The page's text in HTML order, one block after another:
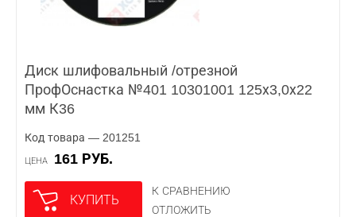
Диск шлифовальный /отрезной
ПрофОснастка №401 10301001 125х3,0х22
мм К36
Код товара — 201251
ЦЕНА 161 РУБ.
КУПИТЬ
К СРАВНЕНИЮ
ОТЛОЖИТЬ